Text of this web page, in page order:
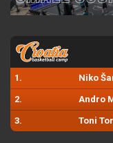
1. Niko
2. Andro
3. Toni